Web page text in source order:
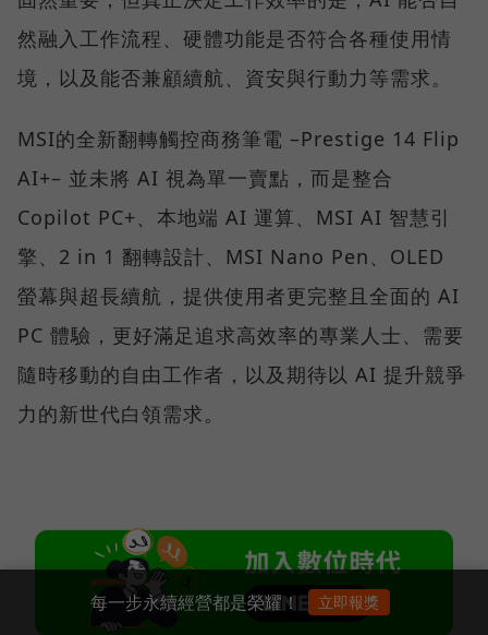
然融入工作流程、硬體功能是否符合各種使用情
境，以及能否兼顧續航、資安與行動力等需求。
MSI的全新翻轉觸控商務筆電 –Prestige 14 Flip
AI+– 並未將 AI 視為單一賣點，而是整合
Copilot PC+、本地端 AI 運算、MSI AI 智慧引
擎、2 in 1 翻轉設計、MSI Nano Pen、OLED
螢幕與超長續航，提供使用者更完整且全面的 AI
PC 體驗，更好滿足追求高效率的專業人士、需要
隨時移動的自由工作者，以及期待以 AI 提升競爭
力的新世代白領需求。
每一步永續經營都是榮耀！ 立即報獎